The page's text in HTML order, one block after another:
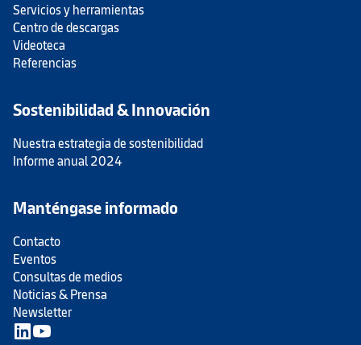
Servicios y herramientas
Centro de descargas
Videoteca
Referencias
Sostenibilidad & Innovación
Nuestra estrategia de sostenibilidad
Informe anual 2024
Manténgase informado
Contacto
Eventos
Consultas de medios
Noticias & Prensa
Newsletter